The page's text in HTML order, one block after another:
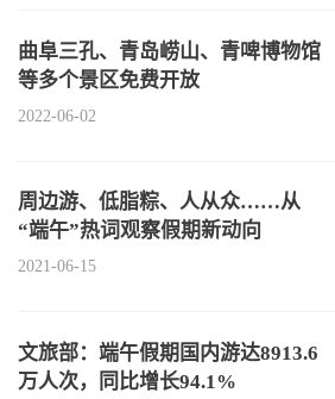
曲阜三孔、青岛崂山、青啤博物馆
等多个景区免费开放
2022-06-02
周边游、低脂粽、人从众……从
“端午”热词观察假期新动向
2021-06-15
文旅部：端午假期国内游达8913.6
万人次，同比增长94.1%